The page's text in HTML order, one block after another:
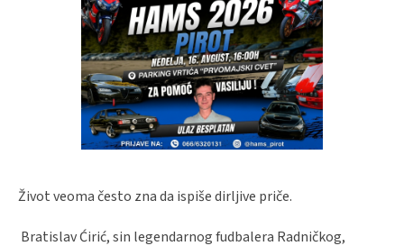
Život veoma često zna da ispiše dirljive priče.
Bratislav Ćirić, sin legendarnog fudbalera Radničkog,